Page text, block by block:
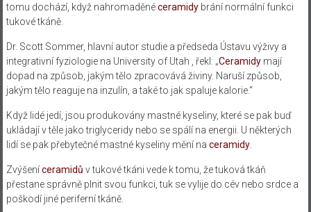
tomu dochází, když nahromaděnéceramidybrání normální funkci
tukové tkáně.
Dr. Scott Sommer, hlavní autor studie a předseda Ústavu výživy a
integrativní fyziologie na University of Utah , řekl: „Ceramidymají
dopad na způsob, jakým tělo zpracovává živiny. Naruší způsob,
jakým tělo reaguje na inzulín, a také to jak spaluje kalorie.“
Když lidé jedí, jsou produkovány mastné kyseliny, které se pak buď
ukládají v těle jako triglyceridy nebo se spálí na energii. U některých
lidí se pak přebytečné mastné kyseliny mění na ceramidy.
Zvýšeníceramidů v tukové tkáni vede k tomu, že tuková tkáň
přestane správně plnit svou funkci, tuk se vylije do cév nebo srdce a
poškodí jiné periferní tkáně.